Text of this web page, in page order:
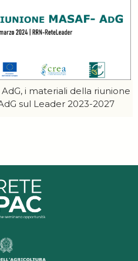
i materiali della riunione
sul Leader 2023-2027